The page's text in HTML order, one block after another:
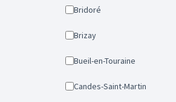
Bridoré
Brizay
Bueil-en-Touraine
Candes-Saint-Martin